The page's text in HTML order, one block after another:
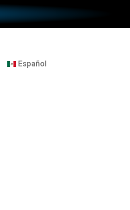
Español